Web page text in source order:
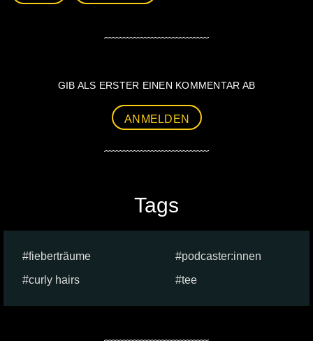
GIB ALS ERSTER EINEN KOMMENTAR AB
ANMELDEN
Tags
fieberträume
podcaster:innen
curly hairs
tee